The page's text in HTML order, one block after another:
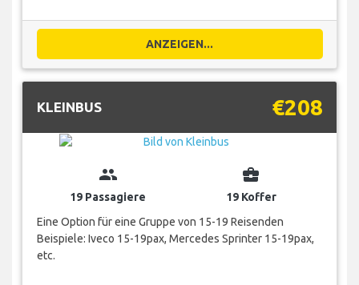
ANZEIGEN...
KLEINBUS €208
group
19 Passagiere
business_center
19 Koffer
Eine Option für eine Gruppe von 15-19 Reisenden
Beispiele: Iveco 15-19pax, Mercedes Sprinter 15-19pax,
etc.